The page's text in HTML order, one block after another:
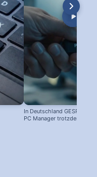
In Deutschland GESPERRT:
PC Manager trotzdem